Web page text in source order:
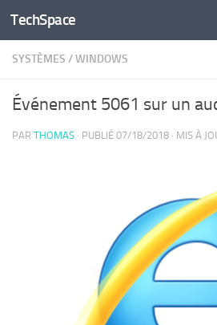
Skip to content
TechSpace
SYSTÈMES /WINDOWS
Événement 5061 sur un
PAR THOMAS · PUBLIÉ 07/18/2018 · MIS À